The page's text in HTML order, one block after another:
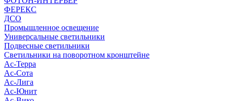
ФЕРЕКС
ДСО
Промышленное освещение
Универсальные светильники
Подвесные светильники
Светильники на поворотном кронштейне
Ас-Терра
Ас-Сота
Ас-Лига
Ас-Юнит